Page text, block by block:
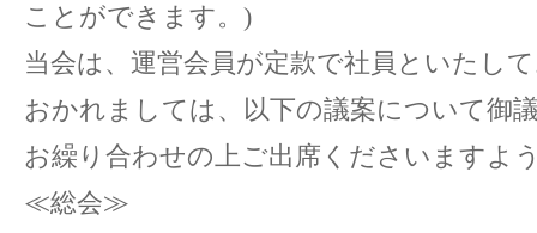
ことができます。)
当会は、運営会員が定款で社員といたし
おかれましては、以下の議案について御
お繰り合わせの上ご出席くださいますよ
≪総会≫